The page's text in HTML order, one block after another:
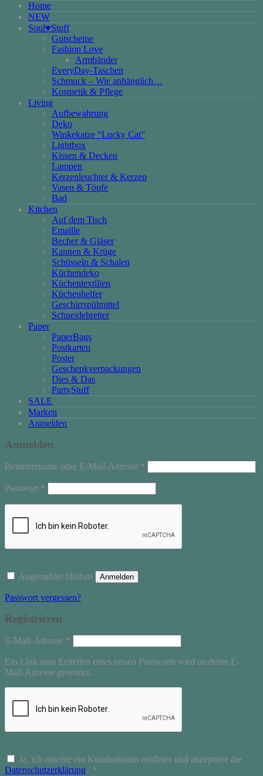
Home
NEW
Soul♥Stuff
Gutscheine
Fashion Love
Armbänder
EveryDay-Taschen
Schmuck – Wie anhänglich…
Kosmetik & Pflege
Living
Aufbewahrung
Deko
Winkekatze “Lucky Cat”
Lightbox
Kissen & Decken
Lampen
Kerzenleuchter & Kerzen
Vasen & Töpfe
Bad
Kitchen
Auf dem Tisch
Emaille
Becher & Gläser
Kannen & Krüge
Schüsseln & Schalen
Küchendeko
Küchentextilien
Küchenhelfer
Geschirrspülmittel
Schneidebretter
Paper
PaperBags
Postkarten
Poster
Geschenkverpackungen
Dies & Das
PartyStuff
SALE
Marken
Anmelden
Anmelden
Benutzername oder E-Mail-Adresse *
Passwort *
Angemeldet bleiben Anmelden
Passwort vergessen?
Registrieren
E-Mail-Adresse *
Ein Link zum Erstellen eines neuen Passworts wird an deine E-
Mail-Adresse gesendet.
Ja, ich möchte ein Kundenkonto eröffnen und akzeptiere die
Datenschutzerklärung. *